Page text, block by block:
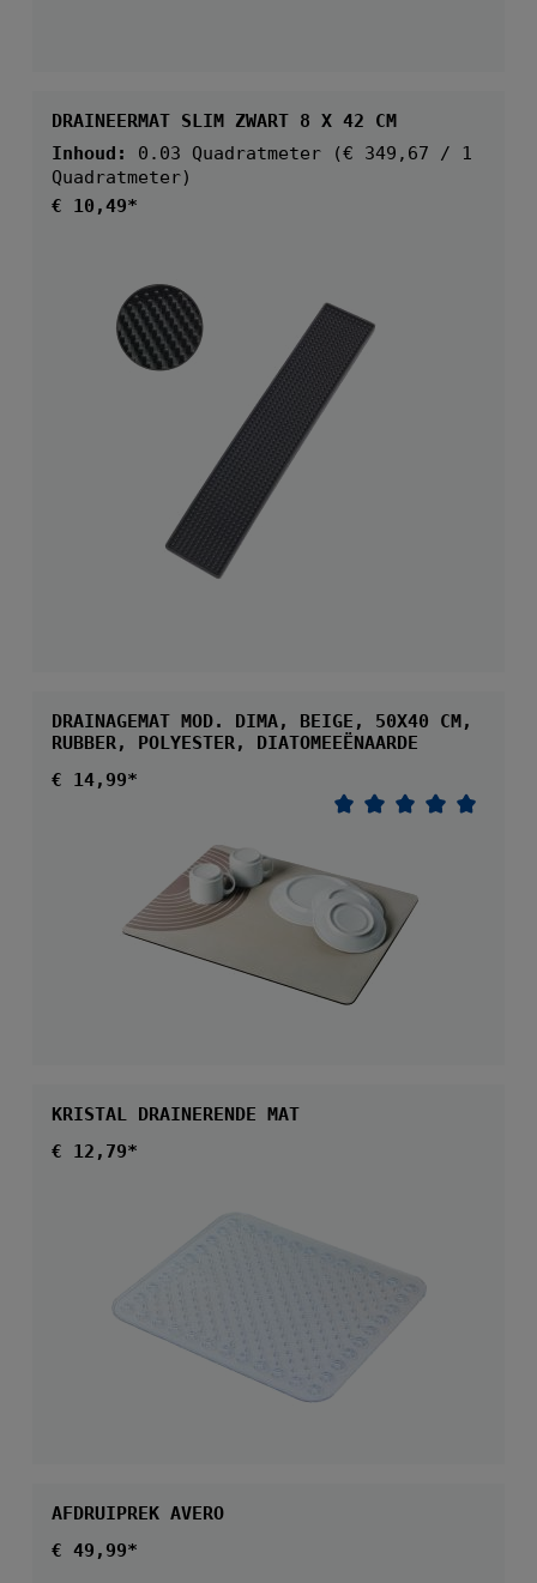
DRAINEERMAT SLIM ZWART 8 X 42 CM
Inhoud: 0.03 Quadratmeter
(€ 349,67 / 1
Quadratmeter)
Normale prijs:
€ 10,49*
DRAINAGEMAT MOD. DIMA, BEIGE, 50X40 CM,
RUBBER, POLYESTER, DIATOMEEËNAARDE
Normale prijs:
€ 14,99*
KRISTAL DRAINERENDE MAT
Normale prijs:
€ 12,79*
AFDRUIPREK AVERO
Normale prijs:
€ 49,99*